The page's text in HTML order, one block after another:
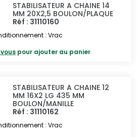
STABILISATEUR A CHAINE 14
MM 20X2,5 BOULON/PLAQUE
Réf : 31110160
: Vrac
pour ajouter au panier
STABILISATEUR A CHAINE 12
MM 16X2 LG 435 MM
BOULON/MANILLE
Réf : 31110162
: Vrac